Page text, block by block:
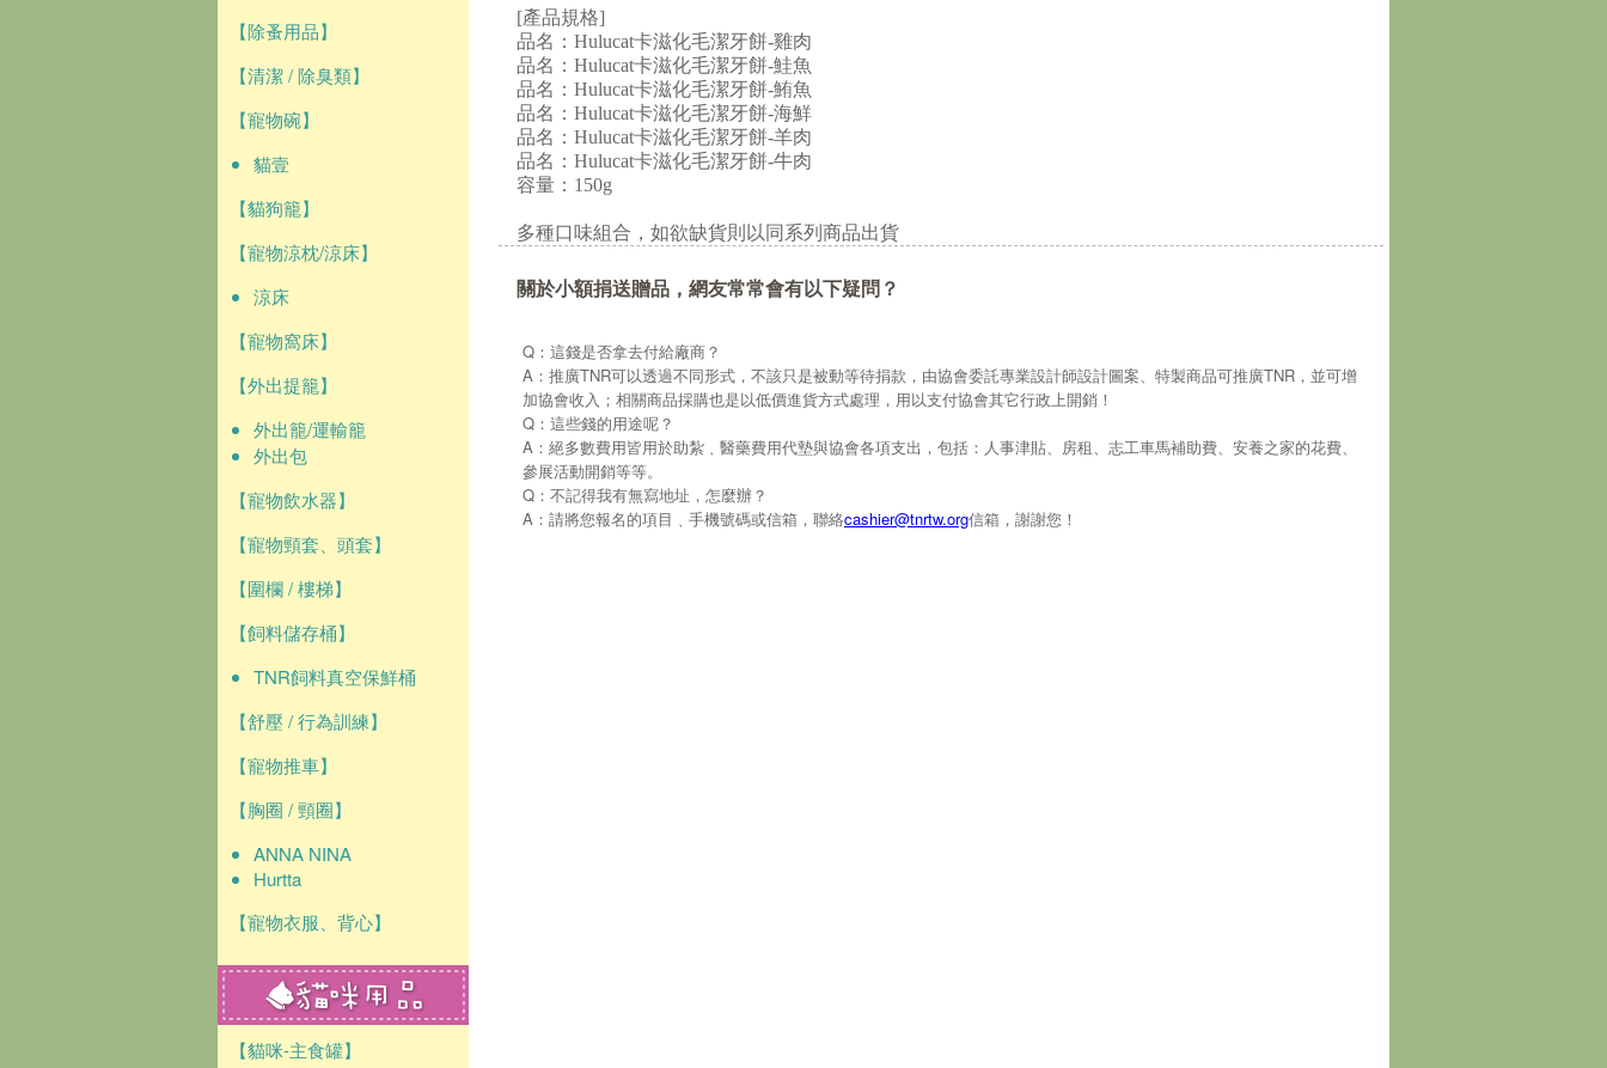
【除蚤用品】
【清潔 / 除臭類】
【寵物碗】
貓壹
【貓狗籠】
【寵物涼枕/涼床】
涼床
【寵物窩床】
【外出提籠】
外出籠/運輸籠
外出包
【寵物飲水器】
【寵物頸套、頭套】
【圍欄 / 樓梯】
【飼料儲存桶】
TNR飼料真空保鮮桶
【舒壓 / 行為訓練】
【寵物推車】
【胸圈 / 頸圈】
ANNA NINA
Hurtta
【寵物衣服、背心】
【貓咪-主食罐】
[產品規格]
品名：Hulucat卡滋化毛潔牙餅-雞肉
品名：Hulucat卡滋化毛潔牙餅-鮭魚
品名：Hulucat卡滋化毛潔牙餅-鮪魚
品名：Hulucat卡滋化毛潔牙餅-海鮮
品名：Hulucat卡滋化毛潔牙餅-羊肉
品名：Hulucat卡滋化毛潔牙餅-牛肉
容量：150g
多種口味組合，如欲缺貨則以同系列商品出貨
關於小額捐送贈品，網友常常會有以下疑問？
Q：這錢是否拿去付給廠商？
A：推廣TNR可以透過不同形式，不該只是被動等待捐款，由協會委託專業設計師設計圖案、特製商品可推廣TNR，並可增
加協會收入；相關商品採購也是以低價進貨方式處理，用以支付協會其它行政上開銷！
Q：這些錢的用途呢？
A：絕多數費用皆用於助紮﹑醫藥費用代墊與協會各項支出，包括：人事津貼、房租、志工車馬補助費、安養之家的花費、
參展活動開銷等等。
Q：不記得我有無寫地址，怎麼辦？
A：請將您報名的項目﹑手機號碼或信箱，聯絡cashier@tnrtw.org信箱，謝謝您！